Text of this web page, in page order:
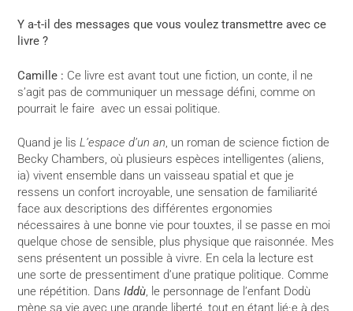
Y a-t-il des messages que vous voulez transmettre avec ce
livre ?
Camille : Ce livre est avant tout une fiction, un conte, il ne
s’agit pas de communiquer un message défini, comme on
pourrait le faire avec un essai politique.
Quand je lisL’espace d’un an, un roman de science fiction de
Becky Chambers, où plusieurs espèces intelligentes (aliens,
ia) vivent ensemble dans un vaisseau spatial et que je
ressens un confort incroyable, une sensation de familiarité
face aux descriptions des différentes ergonomies
nécessaires à une bonne vie pour touxtes, il se passe en moi
quelque chose de sensible, plus physique que raisonnée. Mes
sens présentent un possible à vivre. En cela la lecture est
une sorte de pressentiment d’une pratique politique. Comme
une répétition. DansIddù, le personnage de l’enfant Dodù